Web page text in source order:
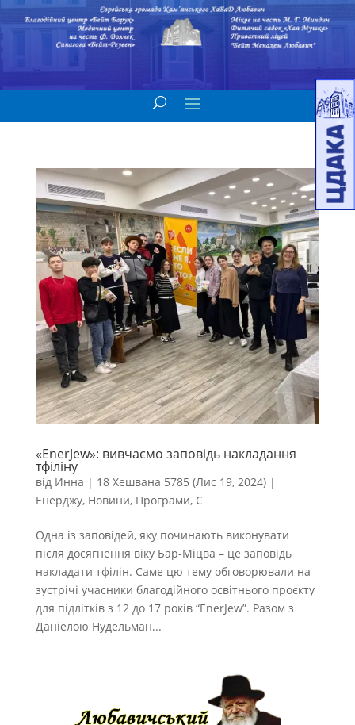
«EnerJew»: вивчаємо заповідь накладання
тфіліну
від Инна | 18 Хешвана 5785 (Лис 19, 2024)|
Енерджу, Новини, Програми, С
Одна із заповідей, яку починають виконувати
після досягнення віку Бар-Міцва – це заповідь
накладати тфілін. Саме цю тему обговорювали на
зустрічі учасники благодійного освітнього проєкту
для підлітків з 12 до 17 років “EnerJew”. Разом з
Даніелою Нудельман...